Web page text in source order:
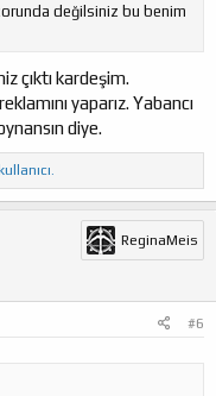
değilsiniz bu benim
çıktı kardeşim.
yaparız. Yabancı
diye.
ReginaMeis
#6